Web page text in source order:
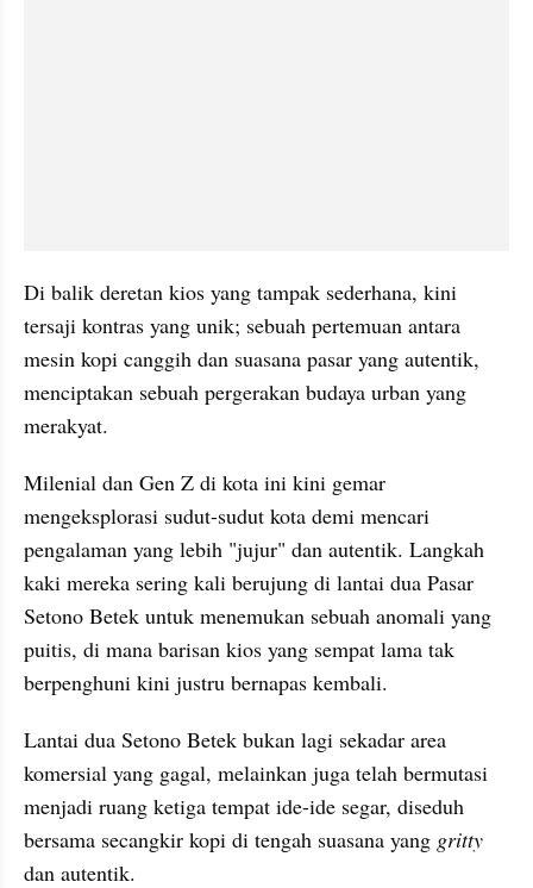
Di balik deretan kios yang tampak sederhana, kini
tersaji kontras yang unik; sebuah pertemuan antara
mesin kopi canggih dan suasana pasar yang autentik,
menciptakan sebuah pergerakan budaya urban yang
merakyat.
Milenial dan Gen Z di kota ini kini gemar
mengeksplorasi sudut-sudut kota demi mencari
pengalaman yang lebih "jujur" dan autentik. Langkah
kaki mereka sering kali berujung di lantai dua Pasar
Setono Betek untuk menemukan sebuah anomali yang
puitis, di mana barisan kios yang sempat lama tak
berpenghuni kini justru bernapas kembali.
Lantai dua Setono Betek bukan lagi sekadar area
komersial yang gagal, melainkan juga telah bermutasi
menjadi ruang ketiga tempat ide-ide segar, diseduh
bersama secangkir kopi di tengah suasana yang gritty
dan autentik.